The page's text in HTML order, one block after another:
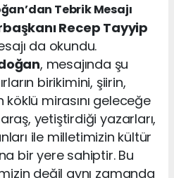
Tebrik Mesajı
Recep Tayyip
da okundu.
, mesajında şu
birikimini, şiirin,
mirasını geleceğe
yetiştirdiği yazarları,
ile milletimizin kültür
bir yere sahiptir. Bu
değil aynı zamanda